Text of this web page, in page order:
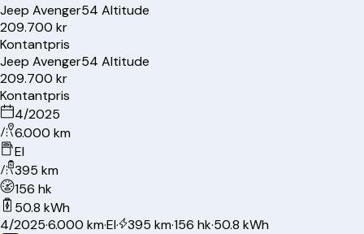
Jeep Avenger54 Altitude
209.700 kr
Kontantpris
Jeep Avenger54 Altitude
209.700 kr
Kontantpris
4/2025
6.000 km
El
395 km
156 hk
50.8 kWh
4/2025·6.000 km·El· 395 km·156 hk·50.8 kWh